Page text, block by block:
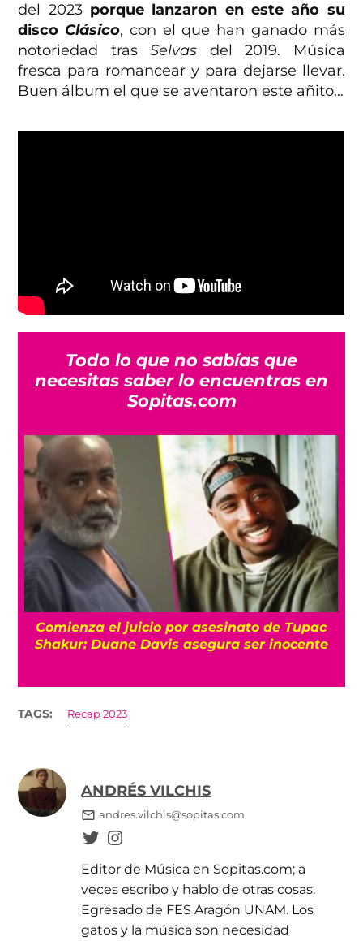
del 2023porque lanzaron en este año su
disco Clásico, con el que han ganado más
notoriedad trasSelvas del 2019. Música
fresca para romancear y para dejarse llevar.
Buen álbum el que se aventaron este añito…
Todo lo que no sabías que
necesitas saber lo encuentras en
Sopitas.com
Comienza el juicio por asesinato de Tupac
Shakur: Duane Davis asegura ser inocente
TAGS: Recap 2023
ANDRÉS VILCHIS
andres.vilchis@sopitas.com
Editor de Música en Sopitas.com; a
veces escribo y hablo de otras cosas.
Egresado de FES Aragón UNAM. Los
gatos y la música son necesidad